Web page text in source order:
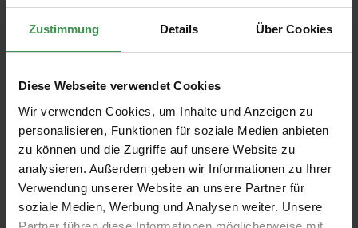
Zustimmung Details Über Cookies
Diese Webseite verwendet Cookies
Wir verwenden Cookies, um Inhalte und Anzeigen zu
personalisieren, Funktionen für soziale Medien anbieten
zu können und die Zugriffe auf unsere Website zu
analysieren. Außerdem geben wir Informationen zu Ihrer
Verwendung unserer Website an unsere Partner für
soziale Medien, Werbung und Analysen weiter. Unsere
Produkt Anzahl: Gib den gewünschten
IN DEN WARENKORB